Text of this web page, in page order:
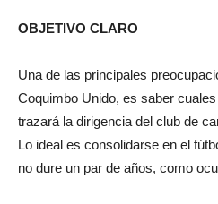
OBJETIVO CLARO
Una de las principales
Coquimbo Unido, es saber
trazará la dirigencia del club de
Lo ideal es consolidarse en el
no dure un par de años, como